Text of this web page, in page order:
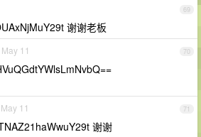
69
谢谢老板
70
May 11
71
May 11
谢谢